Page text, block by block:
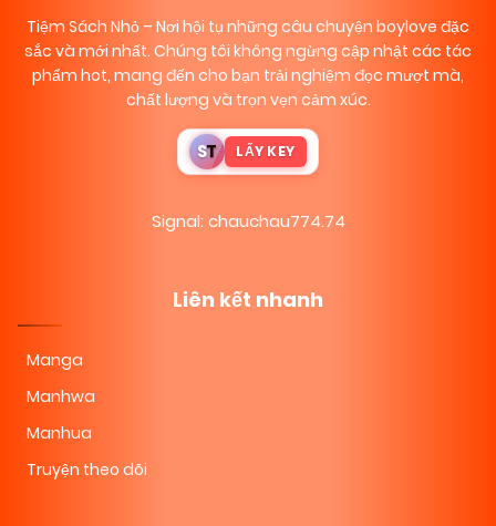
Tiệm Sách Nhỏ – Nơi hội tụ những câu chuyện boylove đặc
sắc và mới nhất. Chúng tôi không ngừng cập nhật các tác
phẩm hot, mang đến cho bạn trải nghiệm đọc mượt mà,
chất lượng và trọn vẹn cảm xúc.
ST LẤY KEY
Signal: chauchau774.74
Liên kết nhanh
Manga
Manhwa
Manhua
Truyện theo dõi